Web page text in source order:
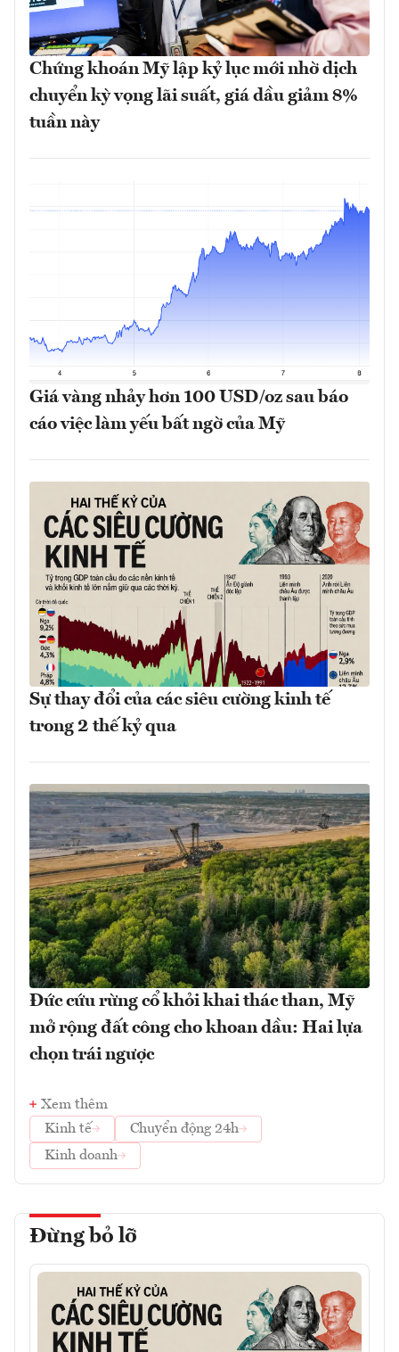
Chứng khoán Mỹ lập kỷ lục mới nhờ dịch
chuyển kỳ vọng lãi suất, giá dầu giảm 8%
tuần này
Giá vàng nhảy hơn 100 USD/oz sau báo
cáo việc làm yếu bất ngờ của Mỹ
Sự thay đổi của các siêu cường kinh tế
trong 2 thế kỷ qua
Đức cứu rừng cổ khỏi khai thác than, Mỹ
mở rộng đất công cho khoan dầu: Hai lựa
chọn trái ngược
Xem thêm
Kinh tế
Chuyển động 24h
Kinh doanh
Đừng bỏ lỡ